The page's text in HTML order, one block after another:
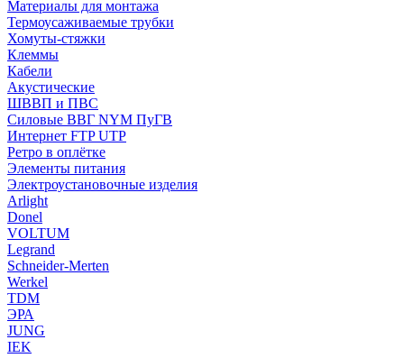
Материалы для монтажа
Термоусаживаемые трубки
Хомуты-стяжки
Клеммы
Кабели
Акустические
ШВВП и ПВС
Силовые ВВГ NYM ПуГВ
Интернет FTP UTP
Ретро в оплётке
Элементы питания
Электроустановочные изделия
Arlight
Donel
VOLTUM
Legrand
Schneider-Merten
Werkel
TDM
ЭРА
JUNG
IEK